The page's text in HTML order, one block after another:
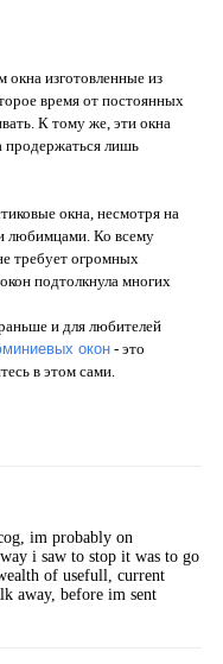
окна изготовленные из
время от постоянных
К тому же, эти окна
продержаться лишь
окна, несмотря на
любимцами. Ко всему
требует огромных
подтолкнула многих
и для любителей
окон- это
в этом сами.
im probably on
i saw to stop it was to go
of usefull, current
away, before im sent